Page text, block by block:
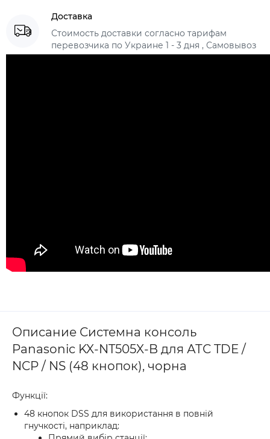
Доставка
Стоимость доставки согласно тарифам
перевозчика по Украине 1 - 3 дня , Самовывоз
Описание Системна консоль
Panasonic KX-NT505X-B для АТС TDE /
NCP / NS (48 кнопок), чорна
Функції:
48 кнопок DSS для використання в повній
гнучкості, наприклад: